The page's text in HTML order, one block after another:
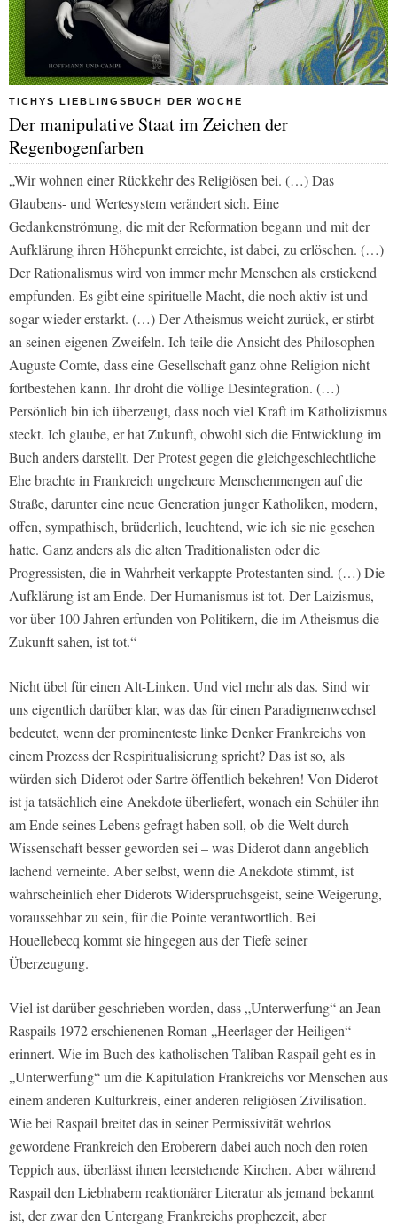
TICHYS LIEBLINGSBUCH DER WOCHE
Der manipulative Staat im Zeichen der
Regenbogenfarben
„Wir wohnen einer Rückkehr des Religiösen bei. (…) Das
Glaubens- und Wertesystem verändert sich. Eine
Gedankenströmung, die mit der Reformation begann und mit der
Aufklärung ihren Höhepunkt erreichte, ist dabei, zu erlöschen. (…)
Der Rationalismus wird von immer mehr Menschen als erstickend
empfunden. Es gibt eine spirituelle Macht, die noch aktiv ist und
sogar wieder erstarkt. (…) Der Atheismus weicht zurück, er stirbt
an seinen eigenen Zweifeln. Ich teile die Ansicht des Philosophen
Auguste Comte, dass eine Gesellschaft ganz ohne Religion nicht
fortbestehen kann. Ihr droht die völlige Desintegration. (…)
Persönlich bin ich überzeugt, dass noch viel Kraft im Katholizismus
steckt. Ich glaube, er hat Zukunft, obwohl sich die Entwicklung im
Buch anders darstellt. Der Protest gegen die gleichgeschlechtliche
Ehe brachte in Frankreich ungeheure Menschenmengen auf die
Straße, darunter eine neue Generation junger Katholiken, modern,
offen, sympathisch, brüderlich, leuchtend, wie ich sie nie gesehen
hatte. Ganz anders als die alten Traditionalisten oder die
Progressisten, die in Wahrheit verkappte Protestanten sind. (…) Die
Aufklärung ist am Ende. Der Humanismus ist tot. Der Laizismus,
vor über 100 Jahren erfunden von Politikern, die im Atheismus die
Zukunft sahen, ist tot.“
Nicht übel für einen Alt-Linken. Und viel mehr als das. Sind wir
uns eigentlich darüber klar, was das für einen Paradigmenwechsel
bedeutet, wenn der prominenteste linke Denker Frankreichs von
einem Prozess der Respiritualisierung spricht? Das ist so, als
würden sich Diderot oder Sartre öffentlich bekehren! Von Diderot
ist ja tatsächlich eine Anekdote überliefert, wonach ein Schüler ihn
am Ende seines Lebens gefragt haben soll, ob die Welt durch
Wissenschaft besser geworden sei – was Diderot dann angeblich
lachend verneinte. Aber selbst, wenn die Anekdote stimmt, ist
wahrscheinlich eher Diderots Widerspruchsgeist, seine Weigerung,
voraussehbar zu sein, für die Pointe verantwortlich. Bei
Houellebecq kommt sie hingegen aus der Tiefe seiner
Überzeugung.
Viel ist darüber geschrieben worden, dass „Unterwerfung“ an Jean
Raspails 1972 erschienenen Roman „Heerlager der Heiligen“
erinnert. Wie im Buch des katholischen Taliban Raspail geht es in
„Unterwerfung“ um die Kapitulation Frankreichs vor Menschen aus
einem anderen Kulturkreis, einer anderen religiösen Zivilisation.
Wie bei Raspail breitet das in seiner Permissivität wehrlos
gewordene Frankreich den Eroberern dabei auch noch den roten
Teppich aus, überlässt ihnen leerstehende Kirchen. Aber während
Raspail den Liebhabern reaktionärer Literatur als jemand bekannt
ist, der zwar den Untergang Frankreichs prophezeit, aber